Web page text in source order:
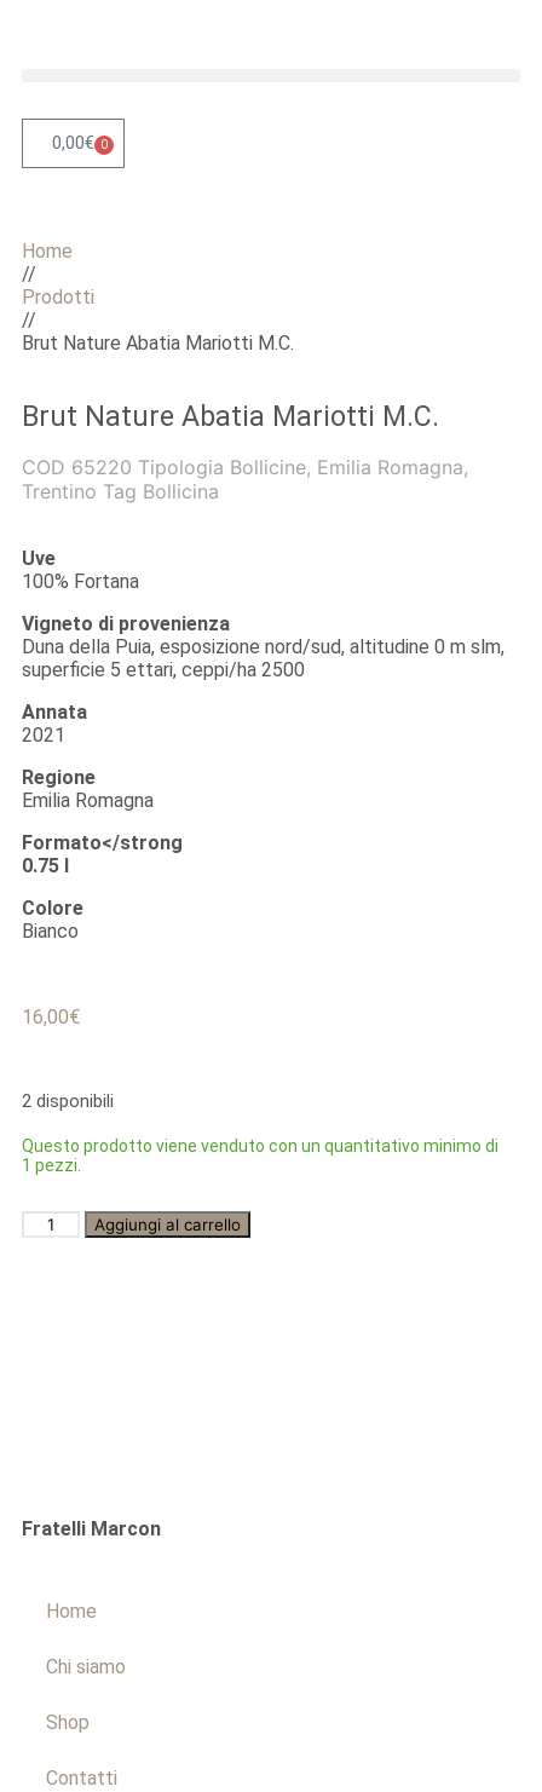
0,00€ 0
Home
//
Prodotti
//
Brut Nature Abatia Mariotti M.C.
Brut Nature Abatia Mariotti M.C.
COD 65220 Tipologia Bollicine, Emilia Romagna,
Trentino Tag Bollicina
Uve
100% Fortana
Vigneto di provenienza
Duna della Puia, esposizione nord/sud, altitudine 0 m slm,
superficie 5 ettari, ceppi/ha 2500
Annata
2021
Regione
Emilia Romagna
Formato</strong
0.75 l
Colore
Bianco
16,00€
2 disponibili
Questo prodotto viene venduto con un quantitativo minimo di
1 pezzi.
Aggiungi al carrello
Fratelli Marcon
Home
Chi siamo
Shop
Contatti